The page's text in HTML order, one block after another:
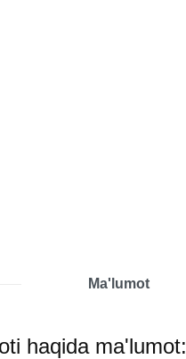
Ma'lumot
haqida ma'lumot: